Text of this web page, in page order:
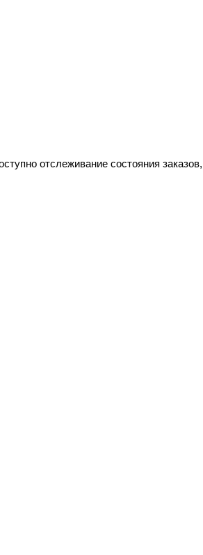
отслеживание состояния